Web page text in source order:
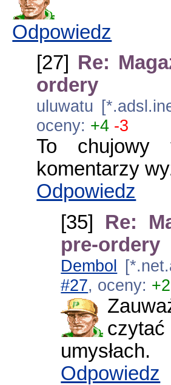
Odpowiedz
[27] Re:
ordery
uluwatu
oceny: +4 -3
To chujowy
komentarzy
Odpowiedz
[35] Re:
pre-ordery
Dembol
#27, oceny: +2
umysłach.
Odpowiedz